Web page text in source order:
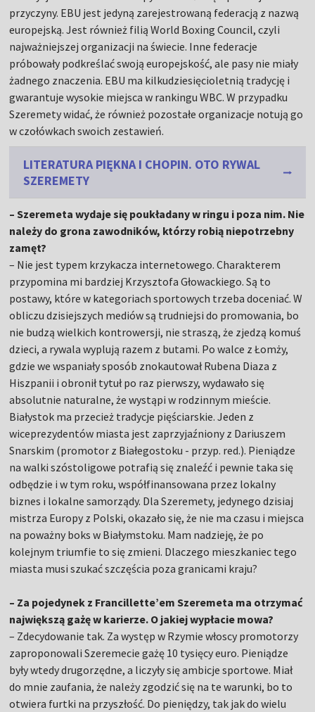
przyczyny. EBU jest jedyną zarejestrowaną federacją z nazwą
europejską. Jest również filią World Boxing Council, czyli
najważniejszej organizacji na świecie. Inne federacje
próbowały podkreślać swoją europejskość, ale pasy nie miały
żadnego znaczenia. EBU ma kilkudziesięcioletnią tradycję i
gwarantuje wysokie miejsca w rankingu WBC. W przypadku
Szeremety widać, że również pozostałe organizacje notują go
w czołówkach swoich zestawień.
LITERATURA PIĘKNA I CHOPIN. OTO RYWAL
SZEREMETY
– Szeremeta wydaje się poukładany w ringu i poza nim. Nie
należy do grona zawodników, którzy robią niepotrzebny
zamęt?
– Nie jest typem krzykacza internetowego. Charakterem
przypomina mi bardziej Krzysztofa Głowackiego. Są to
postawy, które w kategoriach sportowych trzeba doceniać. W
obliczu dzisiejszych mediów są trudniejsi do promowania, bo
nie budzą wielkich kontrowersji, nie straszą, że zjedzą komuś
dzieci, a rywala wyplują razem z butami. Po walce z Łomży,
gdzie we wspaniały sposób znokautował Rubena Diaza z
Hiszpanii i obronił tytuł po raz pierwszy, wydawało się
absolutnie naturalne, że wystąpi w rodzinnym mieście.
Białystok ma przecież tradycje pięściarskie. Jeden z
wiceprezydentów miasta jest zaprzyjaźniony z Dariuszem
Snarskim (promotor z Białegostoku - przyp. red.). Pieniądze
na walki szóstoligowe potrafią się znaleźć i pewnie taka się
odbędzie i w tym roku, współfinansowana przez lokalny
biznes i lokalne samorządy. Dla Szeremety, jedynego dzisiaj
mistrza Europy z Polski, okazało się, że nie ma czasu i miejsca
na poważny boks w Białymstoku. Mam nadzieję, że po
kolejnym triumfie to się zmieni. Dlaczego mieszkaniec tego
miasta musi szukać szczęścia poza granicami kraju?
– Za pojedynek z Francillette’em Szeremeta ma otrzymać
największą gażę w karierze. O jakiej wypłacie mowa?
– Zdecydowanie tak. Za występ w Rzymie włoscy promotorzy
zaproponowali Szeremecie gażę 10 tysięcy euro. Pieniądze
były wtedy drugorzędne, a liczyły się ambicje sportowe. Miał
do mnie zaufania, że należy zgodzić się na te warunki, bo to
otwiera furtki na przyszłość. Do pieniędzy, tak jak do wielu